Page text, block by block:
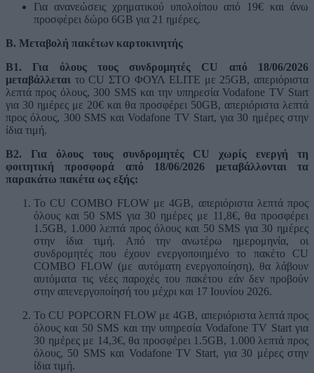
Για ανανεώσεις χρηματικού υπολοίπου από 19€ και άνω
προσφέρει δώρο 6GB για 21 ημέρες.
Β. Μεταβολή πακέτων καρτοκινητής
Β1. Για όλους τους συνδρομητές CU από 18/06/2026
μεταβάλλεται το CU ΣΤΟ ΦΟΥΛ ELITE με 25GB, απεριόριστα
λεπτά προς όλους, 300 SMS και την υπηρεσία Vodafone TV Start
για 30 ημέρες με 20€ και θα προσφέρει 50GB, απεριόριστα λεπτά
προς όλους, 300 SMS και Vodafone TV Start, για 30 ημέρες στην
ίδια τιμή.
Β2. Για όλους τους συνδρομητές CUχωρίς ενεργή τη
φοιτητική προσφορά από 18/06/2026 μεταβάλλονται τα
παρακάτω πακέτα ως εξής:
Το CU COMBO FLOW με 4GB, απεριόριστα λεπτά προς
όλους και 50 SMS για 30 ημέρες με 11,8€, θα προσφέρει
1.5GB, 1.000 λεπτά προς όλους και 50 SMS για 30 ημέρες
στην ίδια τιμή. Από την ανωτέρω ημερομηνία, οι
συνδρομητές που έχουν ενεργοποιημένο το πακέτο CU
COMBO FLOW (με αυτόματη ενεργοποίηση), θα λάβουν
αυτόματα τις νέες παροχές του πακέτου εάν δεν προβούν
στην απενεργοποίησή του μέχρι και 17 Ιουνίου 2026.
Το CU POPCORN FLOW με 4GB, απεριόριστα λεπτά προς
όλους και 50 SMS και την υπηρεσία Vodafone TV Start για
30 ημέρες με 14,3€, θα προσφέρει 1.5GB, 1.000 λεπτά προς
όλους, 50 SMS και Vodafone TV Start, για 30 μέρες στην
ίδια τιμή.